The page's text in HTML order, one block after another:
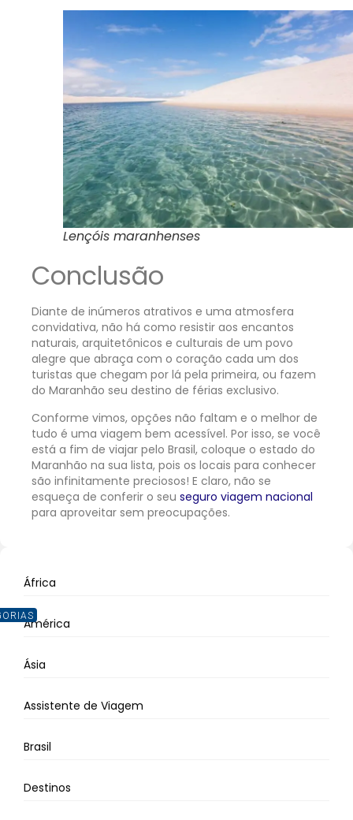
Lençóis maranhenses
Conclusão
Diante de inúmeros atrativos e uma atmosfera
convidativa, não há como resistir aos encantos
naturais, arquitetônicos e culturais de um povo
alegre que abraça com o coração cada um dos
turistas que chegam por lá pela primeira, ou fazem
do Maranhão seu destino de férias exclusivo.
Conforme vimos, opções não faltam e o melhor de
tudo é uma viagem bem acessível. Por isso, se você
está a fim de viajar pelo Brasil, coloque o estado do
Maranhão na sua lista, pois os locais para conhecer
são infinitamente preciosos! E claro, não se
esqueça de conferir o seu seguro viagem nacional
para aproveitar sem preocupações.
África
América
Ásia
Assistente de Viagem
Brasil
Destinos